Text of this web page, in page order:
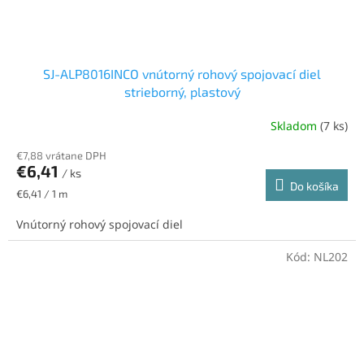
SJ-ALP8016INCO vnútorný rohový spojovací diel
strieborný, plastový
Skladom (7 ks)
€7,88 vrátane DPH
€6,41 / ks
Jednotková
€6,41 / 1 m
Do košíka
Vnútorný rohový spojovací diel
Kód: NL202